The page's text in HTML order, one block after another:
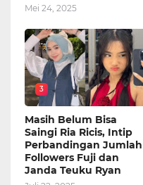
Mei 24, 2025
3
Masih Belum Bisa
Saingi Ria Ricis, Intip
Perbandingan Jumlah
Followers Fuji dan
Janda Teuku Ryan